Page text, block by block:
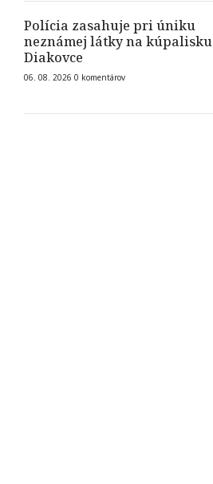
Polícia zasahuje pri úniku
neznámej látky na kúpalisku
Diakovce
06. 08. 2026 0 komentárov